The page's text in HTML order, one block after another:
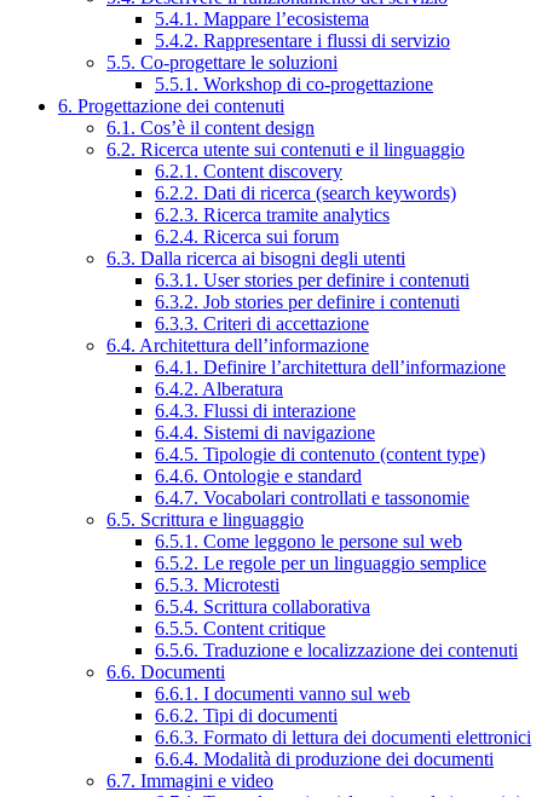
5.4.1. Mappare l’ecosistema
5.4.2. Rappresentare i flussi di servizio
5.5. Co-progettare le soluzioni
5.5.1. Workshop di co-progettazione
6. Progettazione dei contenuti
6.1. Cos’è il content design
6.2. Ricerca utente sui contenuti e il linguaggio
6.2.1. Content discovery
6.2.2. Dati di ricerca (search keywords)
6.2.3. Ricerca tramite analytics
6.2.4. Ricerca sui forum
6.3. Dalla ricerca ai bisogni degli utenti
6.3.1. User stories per definire i contenuti
6.3.2. Job stories per definire i contenuti
6.3.3. Criteri di accettazione
6.4. Architettura dell’informazione
6.4.1. Definire l’architettura dell’informazione
6.4.2. Alberatura
6.4.3. Flussi di interazione
6.4.4. Sistemi di navigazione
6.4.5. Tipologie di contenuto (content type)
6.4.6. Ontologie e standard
6.4.7. Vocabolari controllati e tassonomie
6.5. Scrittura e linguaggio
6.5.1. Come leggono le persone sul web
6.5.2. Le regole per un linguaggio semplice
6.5.3. Microtesti
6.5.4. Scrittura collaborativa
6.5.5. Content critique
6.5.6. Traduzione e localizzazione dei contenuti
6.6. Documenti
6.6.1. I documenti vanno sul web
6.6.2. Tipi di documenti
6.6.3. Formato di lettura dei documenti elettronici
6.6.4. Modalità di produzione dei documenti
6.7. Immagini e video